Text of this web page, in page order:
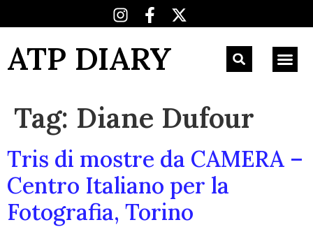
ATP DIARY
Tag: Diane Dufour
Tris di mostre da CAMERA –
Centro Italiano per la
Fotografia, Torino